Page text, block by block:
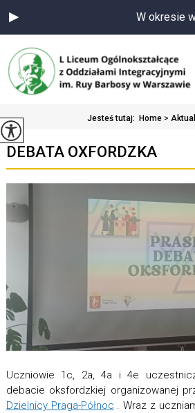
W okresie
Jesteś tutaj: Home >
DEBATA OXFORDZKA
Uczniowie 1c, 2a, 4a i 4e
debacie oksfordzkiej organizowanej
Dzielnicy Praga-Północ . Wraz z